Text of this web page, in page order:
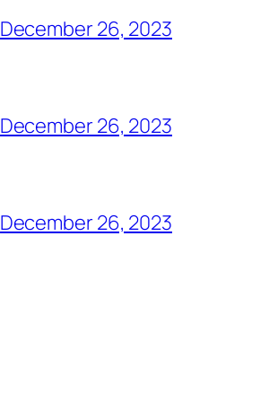
December 26, 2023
December 26, 2023
December 26, 2023